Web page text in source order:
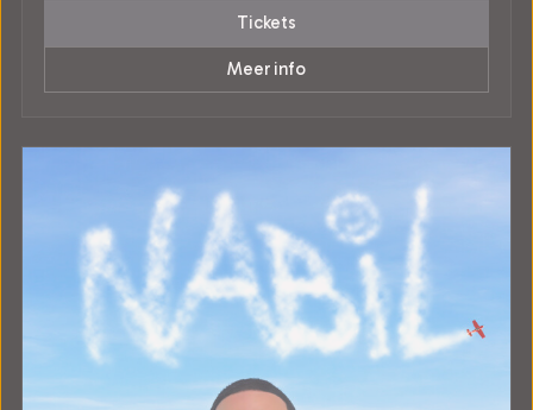
Tickets
Meer info